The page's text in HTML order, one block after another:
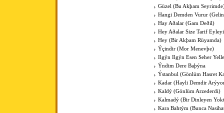
Güzel (Bu Akþam
Hangi Demden Vurur
Hay Aðalar (Gam Deðil)
Hey Aðalar Size Tarif
Hey (Bir Akþam Rüyamda)
Ýçindir (Mor Menevþe)
Ilgýn Ilgýn Esen Seher
Ýndim Dere Baþýna
Ýstanbul (Gönlüm Hasret
Kadar (Hayli Demdir
Kaldý (Gönlüm Arzederdi)
Kalmadý (Bir Dinleyen
Kara Bahtým (Bunca